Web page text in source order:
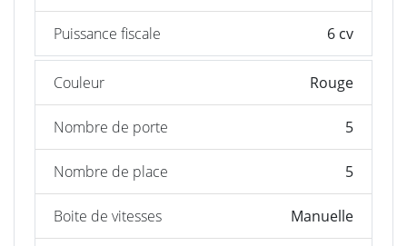
Puissance fiscale 6 cv
Couleur Rouge
Nombre de porte 5
Nombre de place 5
Boite de vitesses Manuelle